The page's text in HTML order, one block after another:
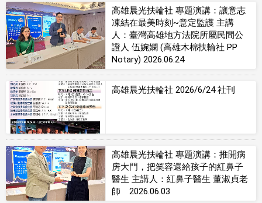
高雄晨光扶輪社 專題演講：讓意志
凍結在最美時刻~意定監護 主講
人：臺灣高雄地方法院所屬民間公
證人 伍婉嫻 (高雄木棉扶輪社 PP
Notary) 2026.06.24
高雄晨光扶輪社 2026/6/24 社刊
高雄晨光扶輪社 專題演講：推開病
房大門，把笑容還給孩子的紅鼻子
醫生 主講人：紅鼻子醫生 董淑貞老
師 2026.06.03